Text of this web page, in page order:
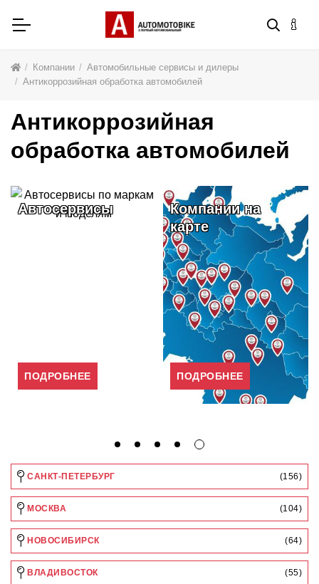
Компании
Автомобильные сервисы и дилеры
Антикоррозийная обработка автомобилей
Антикоррозийная
обработка автомобилей
Автосервисы
ПОДРОБНЕЕ
Компании на
карте
ПОДРОБНЕЕ
САНКТ-ПЕТЕРБУРГ (156)
МОСКВА (104)
НОВОСИБИРСК (64)
ВЛАДИВОСТОК (55)